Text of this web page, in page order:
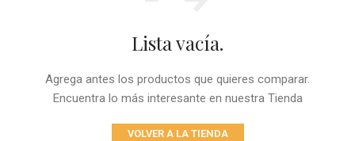
Lista vacía.
Agrega antes los productos que quieres comparar.
Encuentra lo más interesante en nuestra Tienda
VOLVER A LA TIENDA